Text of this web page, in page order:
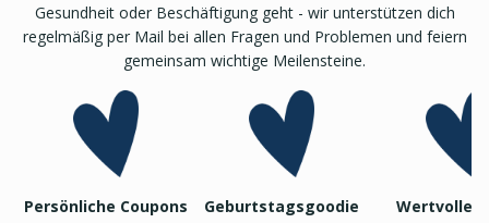
Gesundheit oder Beschäftigung geht - wir unterstützen dich
regelmäßig per Mail bei allen Fragen und Problemen und feiern
gemeinsam wichtige Meilensteine.
Persönliche Coupons
Geburtstagsgoodie
Wertvolle